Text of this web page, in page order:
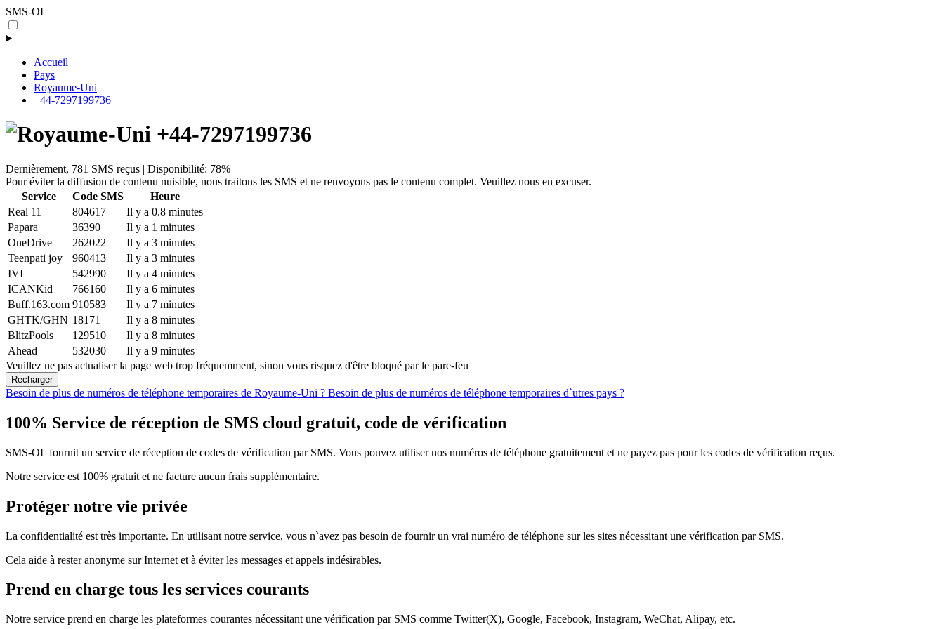
SMS-OL
Accueil
Pays
Royaume-Uni
+44-7297199736
+44-7297199736
Dernièrement, 781 SMS reçus | Disponibilité: 78%
Pour éviter la diffusion de contenu nuisible, nous traitons les SMS et ne renvoyons pas le contenu complet. Veuillez nous en excuser.
Service
Code SMS
Heure
Real 11
804617
Il y a 0.8 minutes
Papara
36390
Il y a 1 minutes
OneDrive
262022
Il y a 3 minutes
Teenpati joy
960413
Il y a 3 minutes
IVI
542990
Il y a 4 minutes
ICANKid
766160
Il y a 6 minutes
Buff.163.com 910583
Il y a 7 minutes
GHTK/GHN 18171
Il y a 8 minutes
BlitzPools
129510
Il y a 8 minutes
Ahead
532030
Il y a 9 minutes
Veuillez ne pas actualiser la page web trop fréquemment, sinon vous risquez d'être bloqué par le pare-feu
Recharger
Besoin de plus de numéros de téléphone temporaires de Royaume-Uni ? Besoin de plus de numéros de téléphone temporaires d`utres pays ?
100% Service de réception de SMS cloud gratuit, code de vérification
SMS-OL fournit un service de réception de codes de vérification par SMS. Vous pouvez utiliser nos numéros de téléphone gratuitement et ne payez pas pour les codes de vérification reçus.
Notre service est 100% gratuit et ne facture aucun frais supplémentaire.
Protéger notre vie privée
La confidentialité est très importante. En utilisant notre service, vous n`avez pas besoin de fournir un vrai numéro de téléphone sur les sites nécessitant une vérification par SMS.
Cela aide à rester anonyme sur Internet et à éviter les messages et appels indésirables.
Prend en charge tous les services courants
Notre service prend en charge les plateformes courantes nécessitant une vérification par SMS comme Twitter(X), Google, Facebook, Instagram, WeChat, Alipay, etc.